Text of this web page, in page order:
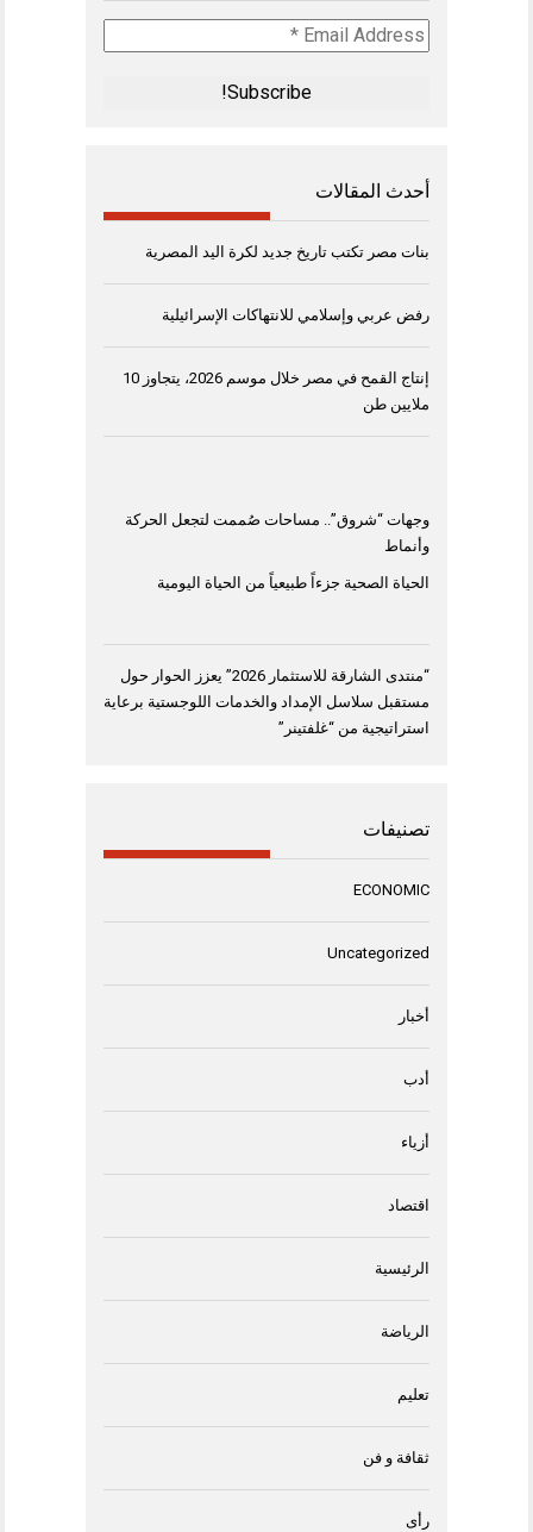
Email
Address
أحدث المقالات
بنات مصر تكتب تاريخ جديد لكرة اليد المصرية
رفض عربي وإسلامي للانتهاكات الإسرائيلية
إنتاج القمح في مصر خلال موسم 2026، يتجاوز 10
ملايين طن
وجهات “شروق”.. مساحات صُممت لتجعل الحركة
وأنماط
الحياة الصحية جزءاً طبيعياً من الحياة اليومية
“منتدى الشارقة للاستثمار 2026” يعزز الحوار حول
مستقبل سلاسل الإمداد والخدمات اللوجستية برعاية
استراتيجية من “غلفتينر”
تصنيفات
ECONOMIC
Uncategorized
أخبار
أدب
أزياء
اقتصاد
الرئيسية
الرياضة
تعليم
ثقافة و فن
رأى